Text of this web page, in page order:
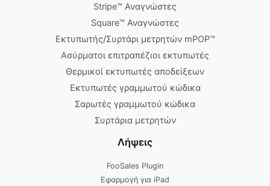
Stripe™ Αναγνώστες
Square™ Αναγνώστες
Εκτυπωτής/Συρτάρι μετρητών mPOP™
Ασύρματοι επιτραπέζιοι εκτυπωτές
Θερμικοί εκτυπωτές αποδείξεων
Εκτυπωτές γραμμωτού κώδικα
Σαρωτές γραμμωτού κώδικα
Συρτάρια μετρητών
Λήψεις
FooSales Plugin
Εφαρμογή για iPad